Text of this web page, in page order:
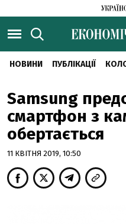
НОВИНИ ПУБЛІКАЦІЇ
Samsung
смартфон з
обертається
11 КВІТНЯ 2019, 10:50